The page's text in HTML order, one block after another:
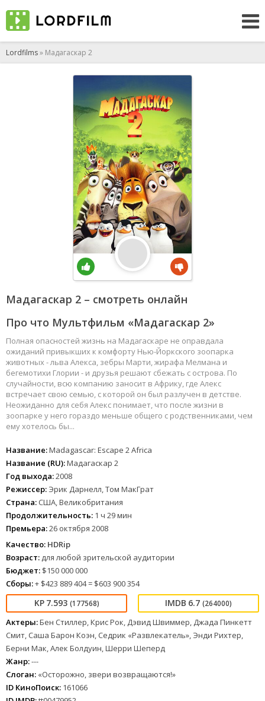
Lordfilms» Мадагаскар 2
Мадагаскар 2 – смотреть онлайн
Про что Мультфильм «Мадагаскар 2»
Полная опасностей жизнь на Мадагаскаре не оправдала
ожиданий привыкших к комфорту Нью-Йоркского зоопарка
животных - льва Алекса, зебры Марти, жирафа Мелмана и
бегемотихи Глории - и друзья решают сбежать с острова. По
случайности, всю компанию заносит в Африку, где Алекс
встречает свою семью, с которой он был разлучен в детстве.
Неожиданно для себя Алекс понимает, что после жизни в
зоопарке у него гораздо меньше общего с родственниками, чем
ему хотелось бы...
Название:Madagascar: Escape 2 Africa
Название (RU):Мадагаскар 2
Год выхода:2008
Режиссер: Эрик Дарнелл, Том МакГрат
Страна: США, Великобритания
Продолжительность: 1 ч 29 мин
Премьера:26 октября 2008
Качество: HDRip
Возраст: для любой зрительской аудитории
Бюджет: $150 000 000
Сборы:+ $423 889 404 = $603 900 354
7.593 (177568) 6.7 (264000)
Актеры:Бен Стиллер, Крис Рок, Дэвид Швиммер, Джада Пинкетт
Смит, Саша Барон Коэн, Седрик «Развлекатель», Энди Рихтер,
Берни Мак, Алек Болдуин, Шерри Шеперд
Жанр:---
Слоган: «Осторожно, звери возвращаются!»
ID КиноПоиск: 161066